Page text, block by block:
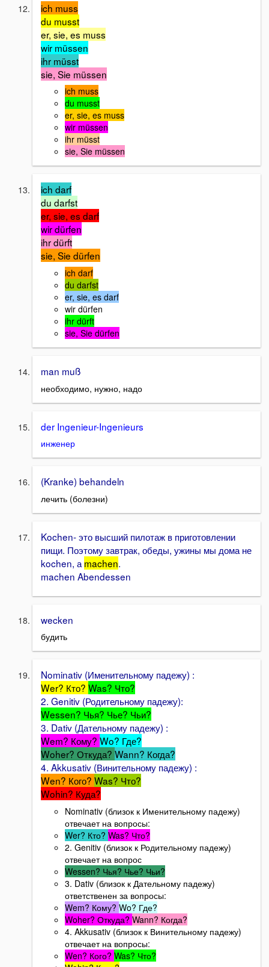
ich muss
du musst
er, sie, es muss
wir müssen
ihr müsst
sie, Sie müssen
ich muss
du musst
er, sie, es muss
wir müssen
ihr müsst
sie, Sie müssen
ich darf
du darfst
er, sie, es darf
wir dürfen
ihr dürft
sie, Sie dürfen
ich darf
du darfst
er, sie, es darf
wir dürfen
ihr dürft
sie, Sie dürfen
man muß
необходимо, нужно, надо
der Ingenieur-Ingenieurs
инженер
(Kranke) behandeln
лечить (болезни)
Kochen- это высший пилотаж в приготовлении
пищи. Поэтому завтрак, обеды, ужины мы дома не
kochen, а machen.
machen Abendessen
wecken
будить
Nominativ (Именительному падежу) :
Wer? Кто? Was? Что?
2. Genitiv (Родительному падежу):
Wessen? Чья? Чье? Чьи?
3. Dativ (Дательному падежу) :
Wem? Кому? Wo? Где?
Woher? Откуда? Wann? Когда?
4. Akkusativ (Винительному падежу) :
Wen? Кого? Was? Что?
Wohin? Куда?
Nominativ (близок к Именительному падежу)
отвечает на вопросы:
Wer? Кто? Was? Что?
2. Genitiv (близок к Родительному падежу)
отвечает на вопрос
Wessen? Чья? Чье? Чьи?
3. Dativ (близок к Дательному падежу)
ответственен за вопросы:
Wem? Кому? Wo? Где?
Woher? Откуда? Wann? Когда?
4. Akkusativ (близок к Винительному падежу)
отвечает на вопросы:
Wen? Кого? Was? Что?